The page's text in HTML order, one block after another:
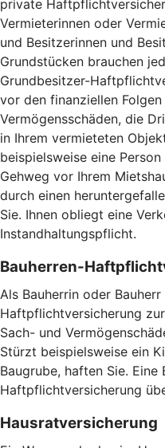
private
Vermieterinnen oder
und Besitzerinnen und
Grundstücken brauchen
Grundbesitzer-
vor den finanziellen
Vermögensschäden, die
in Ihrem vermieteten
beispielsweise eine
Gehweg vor Ihrem
durch einen
Sie. Ihnen obliegt eine
Instandhaltungspflicht.
Bauherren-
Als Bauherrin oder
Haftpflichtversicherung
Sach- und
Stürzt beispielsweise ein
Baugrube, haften Sie. Eine
Haftpflichtversicherung
Hausratversicherung